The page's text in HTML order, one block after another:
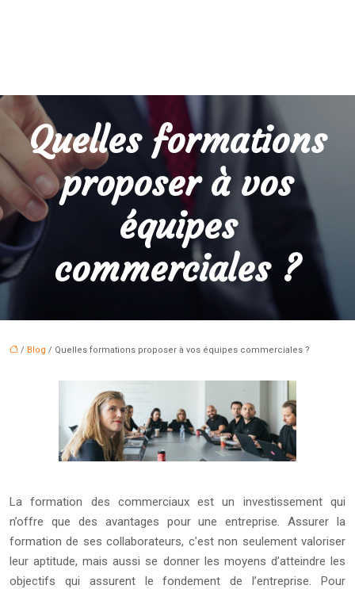
Quelles formations
proposer à vos
équipes
commerciales ?
/ Blog / Quelles formations proposer à vos équipes commerciales ?
La formation des commerciaux est un investissement qui
n’offre que des avantages pour une entreprise. Assurer la
formation de ses collaborateurs, c’est non seulement valoriser
leur aptitude, mais aussi se donner les moyens d’atteindre les
objectifs qui assurent le fondement de l’entreprise. Pour